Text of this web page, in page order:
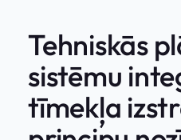
Tehniskās
sistēmu
tīmekļa